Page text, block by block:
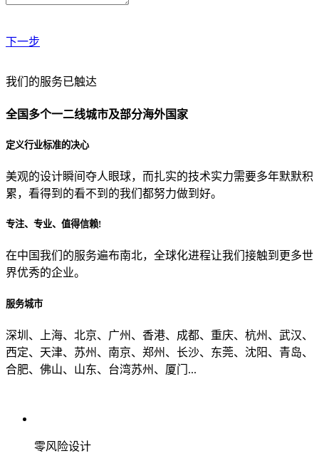
下一步
贵公司预算范围是？
贵公司的团队规模是？
目前主要的营销渠道是？
我们的服务已触达
全国多个一二线城市及部分海外国家
定义行业标准的决心
美观的设计瞬间夺人眼球，而扎实的技术实力需要多年默默积
累，看得到的看不到的我们都努力做到好。
专注、专业、值得信赖!
在中国我们的服务遍布南北，全球化进程让我们接触到更多世
界优秀的企业。
服务城市
深圳、上海、北京、广州、香港、成都、重庆、杭州、武汉、
西定、天津、苏州、南京、郑州、长沙、东莞、沈阳、青岛、
合肥、佛山、山东、台湾苏州、厦门...
零风险设计